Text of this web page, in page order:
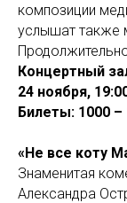
композиции
услышат также
Концертный
24 ноября,
Билеты: 1000 –
«Не все коту
Знаменитая
Александра